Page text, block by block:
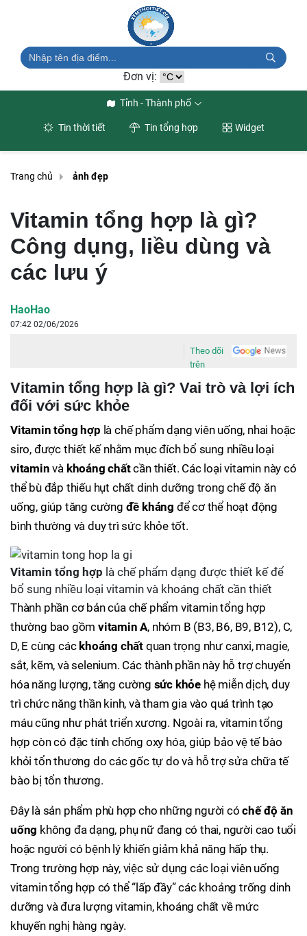
Đơn vị:
Tỉnh - Thành phố
Tin thời tiết Tin tổng hợp Widget
Trang chủ ảnh đẹp
Vitamin tổng hợp là gì?
Công dụng, liều dùng và
các lưu ý
HaoHao
07:42 02/06/2026
Theo dõi
trên
Vitamin tổng hợp là gì? Vai trò và lợi ích
đối với sức khỏe
Vitamin tổng hợp là chế phẩm dạng viên uống, nhai hoặc
siro, được thiết kế nhằm mục đích bổ sung nhiều loại
vitamin và khoáng chấtcần thiết. Các loại vitamin này có
thể bù đắp thiếu hụt chất dinh dưỡng trong chế độ ăn
uống, giúp tăng cường đề kháng để cơ thể hoạt động
bình thường và duy trì sức khỏe tốt.
Vitamin tổng hợp là chế phẩm dạng được thiết kế để
bổ sung nhiều loại vitamin và khoáng chất cần thiết
Thành phần cơ bản của chế phẩm vitamin tổng hợp
thường bao gồmvitamin A, nhóm B (B3, B6, B9, B12), C,
D, E cùng các khoáng chất quan trọng như canxi, magie,
sắt, kẽm, và selenium. Các thành phần này hỗ trợ chuyển
hóa năng lượng, tăng cường sức khỏe hệ miễn dịch, duy
trì chức năng thần kinh, và tham gia vào quá trình tạo
máu cũng như phát triển xương. Ngoài ra, vitamin tổng
hợp còn có đặc tính chống oxy hóa, giúp bảo vệ tế bào
khỏi tổn thương do các gốc tự do và hỗ trợ sửa chữa tế
bào bị tổn thương.
Đây là sản phẩm phù hợp cho những người cóchế độ ăn
uống không đa dạng, phụ nữ đang có thai, người cao tuổi
hoặc người có bệnh lý khiến giảm khả năng hấp thụ.
Trong trường hợp này, việc sử dụng các loại viên uống
vitamin tổng hợp có thể “lấp đầy” các khoảng trống dinh
dưỡng và đưa lượng vitamin, khoáng chất về mức
khuyến nghị hàng ngày.